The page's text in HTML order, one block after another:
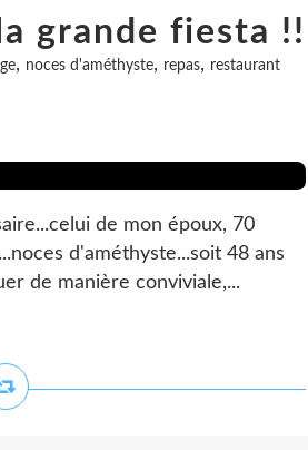
grande fiesta !!
, noces d'améthyste, repas, restaurant
de mon époux, 70
d'améthyste...soit 48 ans
de manière conviviale,...